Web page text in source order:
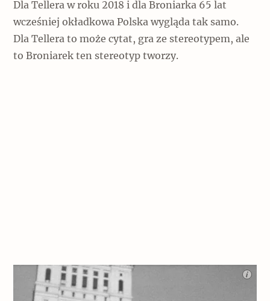
Szyb pierwszej windy w Warszawie
Świat
Dla Tellera w roku 2018 i dla Broniarka 65 lat
wcześniej okładkowa Polska wygląda tak samo.
Dla Tellera to może cytat, gra ze stereotypem, ale
to Broniarek ten stereotyp tworzy.